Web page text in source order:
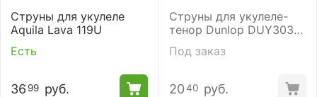
Струны для укулеле
Aquila Lava 119U
Есть
36 99 руб.
Струны для укулеле-
тенор Dunlop DUY303
Под заказ
2040 руб.